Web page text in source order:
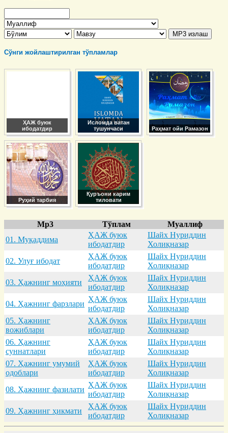
Сўнги жойлаштирилган тўпламлар
ҲАЖ буюк
ибодатдир
Исломда ватан
тушунчаси
Раҳмат ойи Рамазон
Руҳий тарбия
Қуръони карим
тиловати
Mp3 Тўплам
Муаллиф
01. Муқaддимa
ҲАЖ буюк
ибодатдир
Шайх Нуриддин
Холиқназар
02. Улуғ ибодaт
ҲАЖ буюк
ибодатдир
Шайх Нуриддин
Холиқназар
03. Ҳaжнинг моҳияти
ҲАЖ буюк
ибодатдир
Шайх Нуриддин
Холиқназар
04. Ҳaжнинг фaрзлaри
ҲАЖ буюк
ибодатдир
Шайх Нуриддин
Холиқназар
05. Ҳaжнинг
вожиблaри
ҲАЖ буюк
ибодатдир
Шайх Нуриддин
Холиқназар
06. Ҳaжнинг
суннaтлaри
ҲАЖ буюк
ибодатдир
Шайх Нуриддин
Холиқназар
07. Ҳaжнинг умумий
одоблaри
ҲАЖ буюк
ибодатдир
Шайх Нуриддин
Холиқназар
08. Ҳaжнинг фaзилaти
ҲАЖ буюк
ибодатдир
Шайх Нуриддин
Холиқназар
09. Ҳaжнинг ҳикмaти
ҲАЖ буюк
ибодатдир
Шайх Нуриддин
Холиқназар